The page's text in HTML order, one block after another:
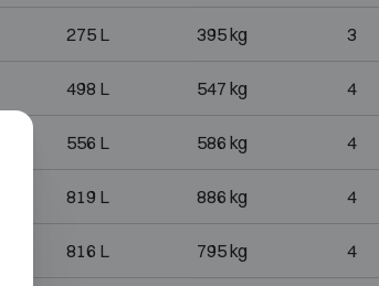
275 L 395 kg 3
498 L 547 kg 4
556 L 586 kg 4
819 L 886 kg 4
816 L 795 kg 4